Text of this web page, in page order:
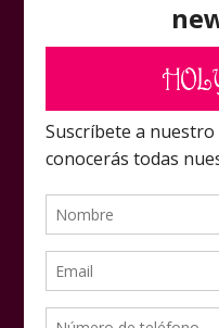
FAQ
Foro
Rituals
Mi cuenta